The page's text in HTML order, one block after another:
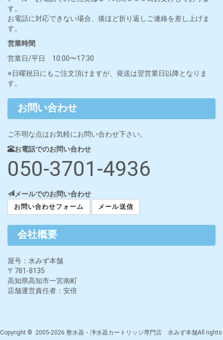
す。
お電話に対応できない場合、後ほど折り返しご連絡を差し上げま
す。
営業時間
営業日/平日 10:00〜17:30
※日曜祝日にもご注文頂けますが、発送は翌営業日以降となりま
す。
お問い合わせ
ご不明な点はお気軽にお問い合わせ下さい。
お電話でのお問い合わせ
050-3701-4936
メールでのお問い合わせ
お問い合わせフォーム メール送信
会社概要
屋号：水みず本舗
〒781-8135
高知県高知市一宮南町
店舗運営責任者：安倍
Copyright © 2005-2026 整水器・浄水器カートリッジ専門店 水みず本舗All rights